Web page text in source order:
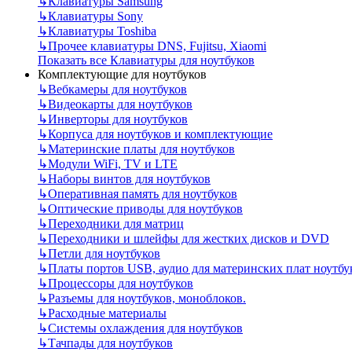
↳Клавиатуры Sony
↳Клавиатуры Toshiba
↳Прочее клавиатуры DNS, Fujitsu, Xiaomi
Показать все Клавиатуры для ноутбуков
Комплектующие для ноутбуков
↳Вебкамеры для ноутбуков
↳Видеокарты для ноутбуков
↳Инверторы для ноутбуков
↳Корпуса для ноутбуков и комплектующие
↳Материнские платы для ноутбуков
↳Модули WiFi, TV и LTE
↳Наборы винтов для ноутбуков
↳Оперативная память для ноутбуков
↳Оптические приводы для ноутбуков
↳Переходники для матриц
↳Переходники и шлейфы для жестких дисков и DVD
↳Петли для ноутбуков
↳Платы портов USB, аудио для материнских плат
↳Процессоры для ноутбуков
↳Разъемы для ноутбуков, моноблоков.
↳Расходные материалы
↳Системы охлаждения для ноутбуков
↳Тачпады для ноутбуков